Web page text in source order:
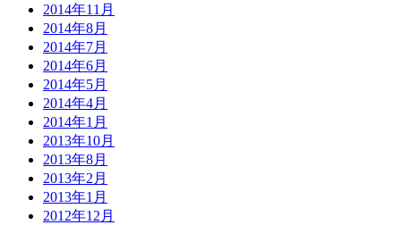
2014年11月
2014年8月
2014年7月
2014年6月
2014年5月
2014年4月
2014年1月
2013年10月
2013年8月
2013年2月
2013年1月
2012年12月